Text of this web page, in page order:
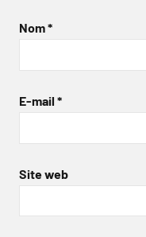
Nom*
E-mail *
Site web